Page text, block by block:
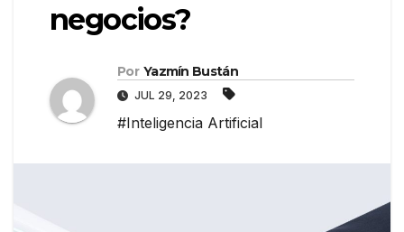
negocios?
Por Yazmín Bustán
JUL 29, 2023
#Inteligencia Artificial